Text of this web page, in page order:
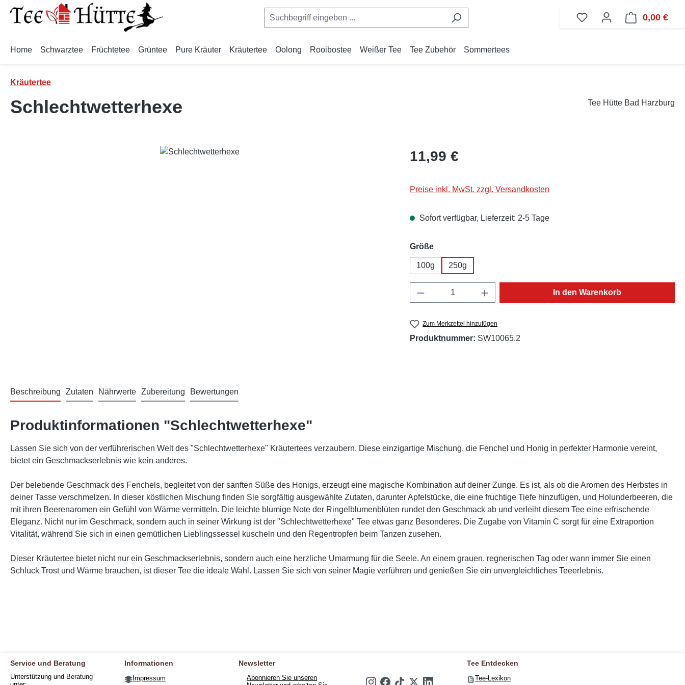
Hauptinhalt springen
Zur Suche springen
Zur Hauptnavigation springen
0,00 €
Home Schwarztee Früchtetee Grüntee Pure Kräuter Kräutertee Oolong Rooibostee Weißer Tee Tee Zubehör Sommertees
Kräutertee
Schlechtwetterhexe Tee Hütte Bad Harzburg
Regulärer Preis:
11,99 €
Preise inkl. MwSt. zzgl. Versandkosten
Sofort verfügbar, Lieferzeit: 2-5 Tage
Größeauswählen
100g 250g
Produkt Anzahl: Gib den gewünschten Wert ein
In den Warenkorb
Zum Merkzettel hinzufügen
Produktnummer: SW10065.2
Beschreibung Zutaten Nährwerte Zubereitung Bewertungen
Produktinformationen "Schlechtwetterhexe"
Lassen Sie sich von der verführerischen Welt des "Schlechtwetterhexe" Kräutertees verzaubern. Diese einzigartige Mischung, die Fenchel und Honig in perfekter Harmonie vereint,
bietet ein Geschmackserlebnis wie kein anderes.
Der belebende Geschmack des Fenchels, begleitet von der sanften Süße des Honigs, erzeugt eine magische Kombination auf deiner Zunge. Es ist, als ob die Aromen des Herbstes in
deiner Tasse verschmelzen. In dieser köstlichen Mischung finden Sie sorgfältig ausgewählte Zutaten, darunter Apfelstücke, die eine fruchtige Tiefe hinzufügen, und Holunderbeeren, die
mit ihren Beerenaromen ein Gefühl von Wärme vermitteln. Die leichte blumige Note der Ringelblumenblüten rundet den Geschmack ab und verleiht diesem Tee eine erfrischende
Eleganz. Nicht nur im Geschmack, sondern auch in seiner Wirkung ist der "Schlechtwetterhexe" Tee etwas ganz Besonderes. Die Zugabe von Vitamin C sorgt für eine Extraportion
Vitalität, während Sie sich in einen gemütlichen Lieblingssessel kuscheln und den Regentropfen beim Tanzen zusehen.
Dieser Kräutertee bietet nicht nur ein Geschmackserlebnis, sondern auch eine herzliche Umarmung für die Seele. An einem grauen, regnerischen Tag oder wann immer Sie einen
Schluck Trost und Wärme brauchen, ist dieser Tee die ideale Wahl. Lassen Sie sich von seiner Magie verführen und genießen Sie ein unvergleichliches Teeerlebnis.
Service und Beratung
Unterstützung und Beratung
Informationen
Impressum
Newsletter
Abonnieren Sie unseren
Tee Entdecken
Tee-Lexikon